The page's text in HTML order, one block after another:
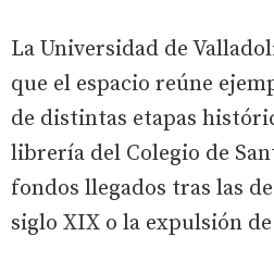
La Universidad de
que el espacio reúne
de distintas etapas
librería del Colegio de
fondos llegados tras las
siglo XIX o la expulsión